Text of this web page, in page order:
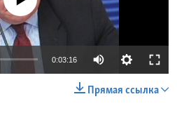
0:03:16
Прямая ссылка